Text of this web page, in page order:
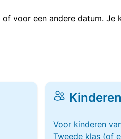
voor een andere datum. Je
Voor kinderen
Tweede klas (of